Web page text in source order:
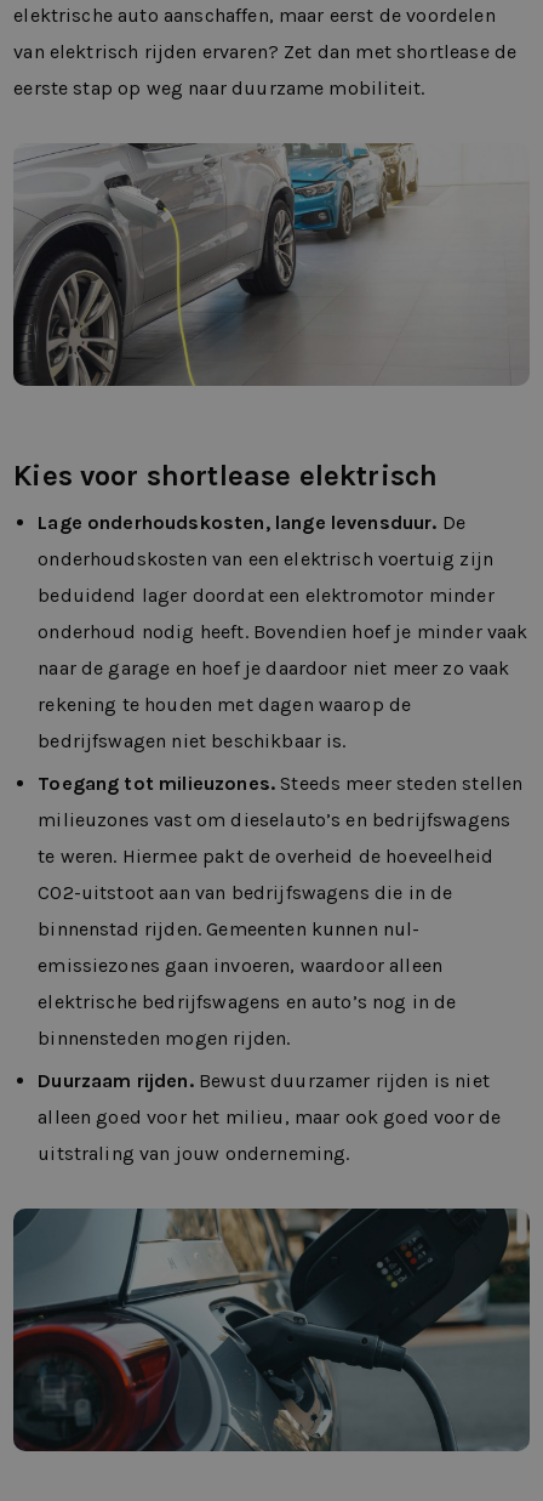
elektrische auto aanschaffen, maar eerst de voordelen
van elektrisch rijden ervaren? Zet dan met shortlease de
eerste stap op weg naar duurzame mobiliteit.
Kies voor shortlease elektrisch
Lage onderhoudskosten, lange levensduur. De
onderhoudskosten van een elektrisch voertuig zijn
beduidend lager doordat een elektromotor minder
onderhoud nodig heeft. Bovendien hoef je minder vaak
naar de garage en hoef je daardoor niet meer zo vaak
rekening te houden met dagen waarop de
bedrijfswagen niet beschikbaar is.
Toegang tot milieuzones. Steeds meer steden stellen
milieuzones vast om dieselauto’s en bedrijfswagens
te weren. Hiermee pakt de overheid de hoeveelheid
CO2-uitstoot aan van bedrijfswagens die in de
binnenstad rijden. Gemeenten kunnen nul-
emissiezones gaan invoeren, waardoor alleen
elektrische bedrijfswagens en auto’s nog in de
binnensteden mogen rijden.
Duurzaam rijden.Bewust duurzamer rijden is niet
alleen goed voor het milieu, maar ook goed voor de
uitstraling van jouw onderneming.